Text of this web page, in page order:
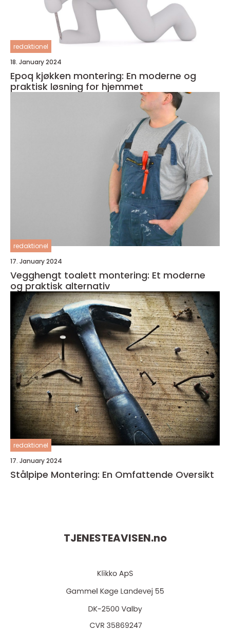
redaktionel
18. January 2024
Epoq kjøkken montering: En moderne og
praktisk løsning for hjemmet
redaktionel
17. January 2024
Vegghengt toalett montering: Et moderne
og praktisk alternativ
redaktionel
17. January 2024
Stålpipe Montering: En Omfattende Oversikt
TJENESTEAVISEN.no